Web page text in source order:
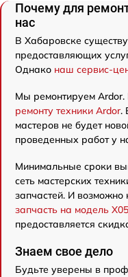
Почему для
нас
В Хабаровске
предоставляющих
Однако наш сервис-
Мы ремонтируем
ремонту техники Ardor.
мастеров не будет
проведенных работ у
Минимальные сроки
сеть мастерских
запчастей. И
запчасть на модель
предоставляется
Знаем свое дело
Будьте уверены в